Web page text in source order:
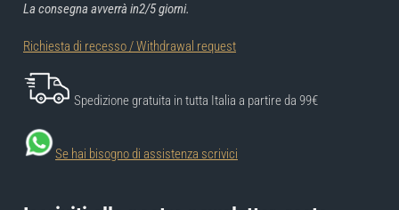
La consegna avverrà in2/5 giorni.
Richiesta di recesso / Withdrawal request
Spedizione gratuita in tutta Italia a partire da 99€
Se hai bisogno di assistenza scrivici